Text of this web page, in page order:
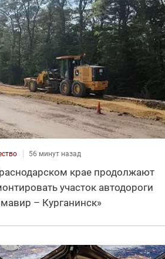
56 минут назад
крае продолжают
участок автодороги
– Курганинск»